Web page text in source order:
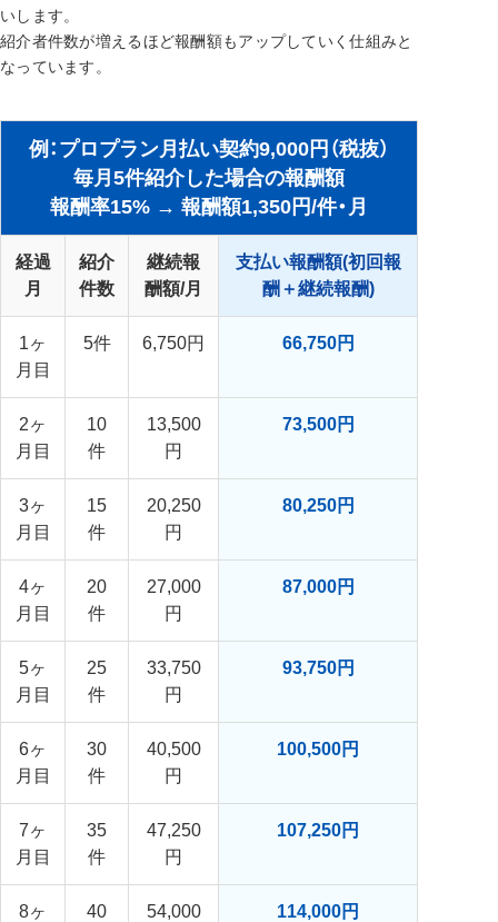
いします。
紹介者件数が増えるほど報酬額もアップしていく仕組みと
なっています。
例：プロプラン月払い契約9,000円（税抜）
毎月5件紹介した場合の報酬額
報酬率15% → 報酬額1,350円/件・月
経過
月
紹介
件数
継続報
酬額/月
支払い報酬額(初回報
酬＋継続報酬)
1ヶ
月目
5件 6,750円 66,750円
2ヶ
月目
10
件
13,500
円
73,500円
3ヶ
月目
15
件
20,250
円
80,250円
4ヶ
月目
20
件
27,000
円
87,000円
5ヶ
月目
25
件
33,750
円
93,750円
6ヶ
月目
30
件
40,500
円
100,500円
7ヶ
月目
35
件
47,250
円
107,250円
8ヶ
40
54,000
114,000円